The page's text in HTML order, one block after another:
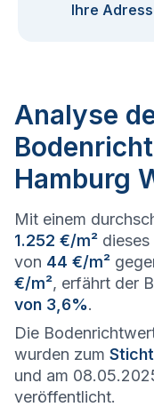
Ihre
Analyse
Hamburg
Mit einem
1.252 €/m² dieses
von 44 €/m²
€/m², erfährt der
von 3,6%.
Die
wurden zum
und am
veröffentlicht.